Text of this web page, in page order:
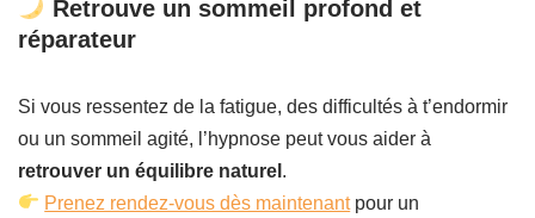
Retrouve un sommeil profond et
réparateur
Si vous ressentez de la fatigue, des difficultés à t’endormir
ou un sommeil agité, l’hypnose peut vous aider à
retrouver un équilibre naturel .
Prenez rendez-vous dès maintenantpour un